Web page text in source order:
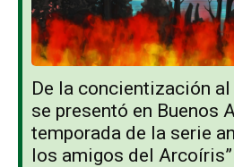
De la concientización
se presentó en Buenos
temporada de la serie
los amigos del Arcoíris”